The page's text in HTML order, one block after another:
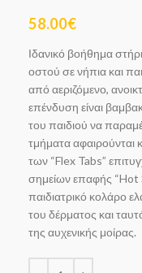
58.00€
Ιδανικό βοήθημα
οστού σε νήπια και
από αεριζόμενο,
επένδυση είναι
του παιδιού να
τμήματα αφαιρούνται
των “Flex Tabs”
σημείων επαφής “Hot
παιδιατρικό κολάρο
του δέρματος και
της αυχενικής μοίρας.